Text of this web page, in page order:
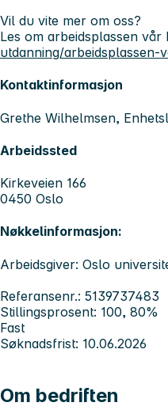
Vil du vite mer om oss?
Les om arbeidsplassen vår
utdanning/arbeidsplassen-
Kontaktinformasjon
Grethe Wilhelmsen,
Arbeidssted
Kirkeveien 166
0450 Oslo
Nøkkelinformasjon:
Arbeidsgiver: Oslo
Referansenr.: 5139737483
Stillingsprosent: 100, 80%
Fast
Søknadsfrist: 10.06.2026
Om bedriften